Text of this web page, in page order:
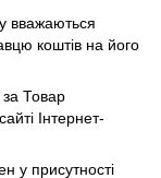
вважаються
коштів на його
Товар
Інтернет-
у присутності